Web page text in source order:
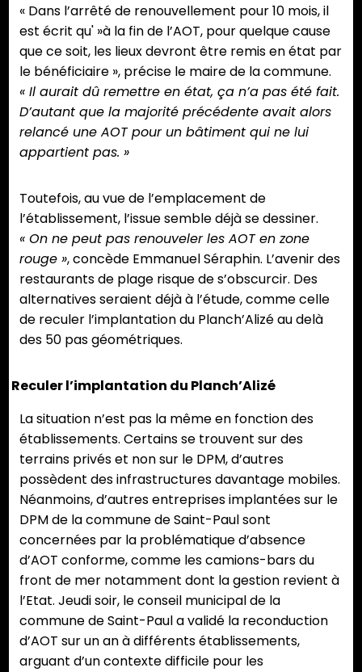
« Dans l’arrêté de renouvellement pour 10 mois, il
est écrit qu' »à la fin de l’AOT, pour quelque cause
que ce soit, les lieux devront être remis en état par
le bénéficiaire », précise le maire de la commune.
« Il aurait dû remettre en état, ça n’a pas été fait.
D’autant que la majorité précédente avait alors
relancé une AOT pour un bâtiment qui ne lui
appartient pas. »
Toutefois, au vue de l’emplacement de
l’établissement, l’issue semble déjà se dessiner.
« On ne peut pas renouveler les AOT en zone
rouge », concède Emmanuel Séraphin. L’avenir des
restaurants de plage risque de s’obscurcir. Des
alternatives seraient déjà à l’étude, comme celle
de reculer l’implantation du Planch’Alizé au delà
des 50 pas géométriques.
Reculer l’implantation du Planch’Alizé
La situation n’est pas la même en fonction des
établissements. Certains se trouvent sur des
terrains privés et non sur le DPM, d’autres
possèdent des infrastructures davantage mobiles.
Néanmoins, d’autres entreprises implantées sur le
DPM de la commune de Saint-Paul sont
concernées par la problématique d’absence
d’AOT conforme, comme les camions-bars du
front de mer notamment dont la gestion revient à
l’Etat. Jeudi soir, le conseil municipal de la
commune de Saint-Paul a validé la reconduction
d’AOT sur un an à différents établissements,
arguant d’un contexte difficile pour les